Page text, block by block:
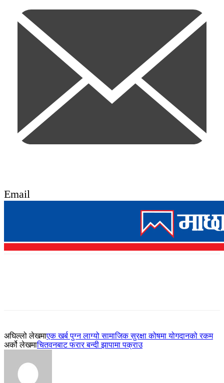
Email
अघिल्लो लेखमाएक खर्ब पुग्न लाग्यो सामाजिक सुरक्षा कोषमा योगदानको रकम
अर्को लेखमाचितवनबाट फरार बन्दी झापामा पक्राउ